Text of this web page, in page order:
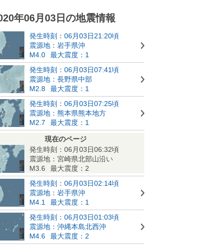
年06月03日の地震情報
発生時刻：06月03日21:20頃
震源地：岩手県沖
M4.0
最大震度：1
発生時刻：06月03日07:41頃
震源地：長野県中部
M2.8
最大震度：1
発生時刻：06月03日07:25頃
震源地：熊本県熊本地方
M2.7
最大震度：1
現在のページ
発生時刻：06月03日06:32頃
震源地：宮崎県北部山沿い
M3.6
最大震度：2
発生時刻：06月03日02:14頃
震源地：岩手県沖
M4.1
最大震度：1
発生時刻：06月03日01:03頃
震源地：沖縄本島北西沖
M4.6
最大震度：2